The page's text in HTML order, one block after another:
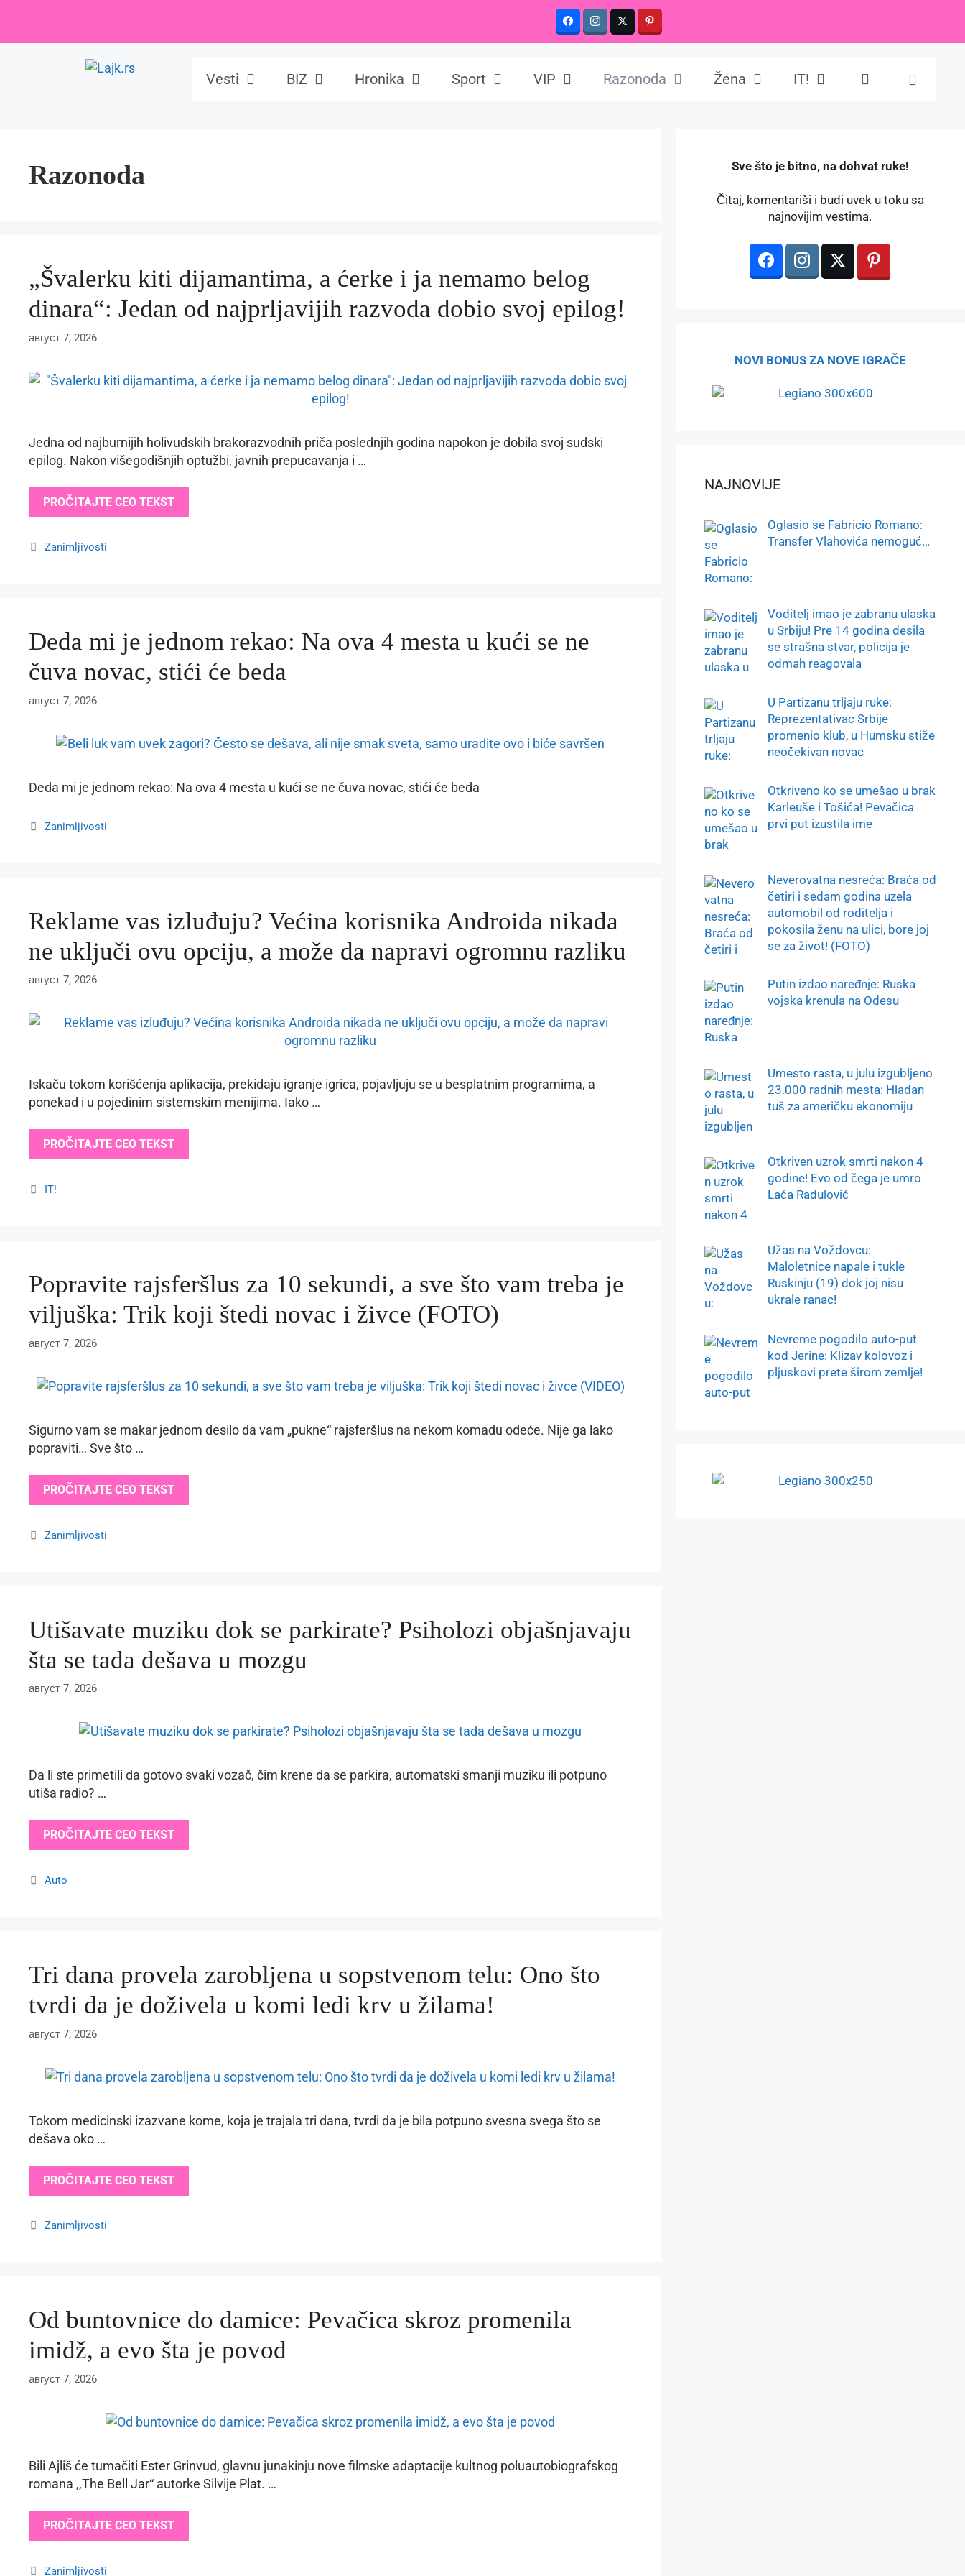
content
Vesti BIZ Hronika Sport VIP Razonoda Žena IT!
Razonoda
„Švalerku kiti dijamantima, a ćerke i ja nemamo belog
dinara“: Jedan od najprljavijih razvoda dobio svoj epilog!
август 7, 2026
Jedna od najburnijih holivudskih brakorazvodnih priča poslednjih godina napokon je dobila svoj sudski
epilog. Nakon višegodišnjih optužbi, javnih prepucavanja i …
PROČITAJTE CEO TEKST
Categories
Zanimljivosti
Deda mi je jednom rekao: Na ova 4 mesta u kući se ne
čuva novac, stići će beda
август 7, 2026
Deda mi je jednom rekao: Na ova 4 mesta u kući se ne čuva novac, stići će beda
Categories
Zanimljivosti
Reklame vas izluđuju? Većina korisnika Androida nikada
ne uključi ovu opciju, a može da napravi ogromnu razliku
август 7, 2026
Iskaču tokom korišćenja aplikacija, prekidaju igranje igrica, pojavljuju se u besplatnim programima, a
ponekad i u pojedinim sistemskim menijima. Iako …
PROČITAJTE CEO TEKST
Categories
IT!
Popravite rajsferšlus za 10 sekundi, a sve što vam treba je
viljuška: Trik koji štedi novac i živce (FOTO)
август 7, 2026
Sigurno vam se makar jednom desilo da vam „pukne“ rajsferšlus na nekom komadu odeće. Nije ga lako
popraviti… Sve što …
PROČITAJTE CEO TEKST
Categories
Zanimljivosti
Utišavate muziku dok se parkirate? Psiholozi objašnjavaju
šta se tada dešava u mozgu
август 7, 2026
Da li ste primetili da gotovo svaki vozač, čim krene da se parkira, automatski smanji muziku ili potpuno
utiša radio? …
PROČITAJTE CEO TEKST
Categories
Auto
Tri dana provela zarobljena u sopstvenom telu: Ono što
tvrdi da je doživela u komi ledi krv u žilama!
август 7, 2026
Tokom medicinski izazvane kome, koja je trajala tri dana, tvrdi da je bila potpuno svesna svega što se
dešava oko …
PROČITAJTE CEO TEKST
Categories
Zanimljivosti
Od buntovnice do damice: Pevačica skroz promenila
imidž, a evo šta je povod
август 7, 2026
Bili Ajliš će tumačiti Ester Grinvud, glavnu junakinju nove filmske adaptacije kultnog poluautobiografskog
romana ,,The Bell Jar“ autorke Silvije Plat. …
PROČITAJTE CEO TEKST
Categories
Zanimljivosti
️Sve što je bitno, na dohvat ruke!
Čitaj, komentariši i budi uvek u toku sa
najnovijim vestima.
NOVI BONUS ZA NOVE IGRAČE
NAJNOVIJE
Oglasio se Fabricio Romano:
Transfer Vlahovića nemoguć…
Voditelj imao je zabranu ulaska
u Srbiju! Pre 14 godina desila
se strašna stvar, policija je
odmah reagovala
U Partizanu trljaju ruke:
Reprezentativac Srbije
promenio klub, u Humsku stiže
neočekivan novac
Otkriveno ko se umešao u brak
Karleuše i Tošića! Pevačica
prvi put izustila ime
Neverovatna nesreća: Braća od
četiri i sedam godina uzela
automobil od roditelja i
pokosila ženu na ulici, bore joj
se za život! (FOTO)
Putin izdao naređnje: Ruska
vojska krenula na Odesu
Umesto rasta, u julu izgubljeno
23.000 radnih mesta: Hladan
tuš za američku ekonomiju
Otkriven uzrok smrti nakon 4
godine! Evo od čega je umro
Laća Radulović
Užas na Voždovcu:
Maloletnice napale i tukle
Ruskinju (19) dok joj nisu
ukrale ranac!
Nevreme pogodilo auto-put
kod Jerine: Klizav kolovoz i
pljuskovi prete širom zemlje!